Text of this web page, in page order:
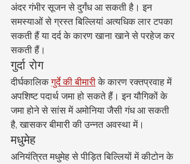
अंदर गंभीर सूजन से दुर्गंध आ सकती है। इन
समस्याओं से ग्रस्त बिल्लियां अत्यधिक लार टपका
सकती हैं या दर्द के कारण खाना खाने से परहेज कर
सकती हैं।
गुर्दा रोग
दीर्घकालिक गुर्दे की बीमारी के कारण रक्तप्रवाह में
अपशिष्ट पदार्थ जमा हो सकते हैं। इन यौगिकों के
जमा होने से सांस में अमोनिया जैसी गंध आ सकती
है, खासकर बीमारी की उन्नत अवस्था में।
मधुमेह
अनियंत्रित मधुमेह से पीड़ित बिल्लियों में कीटोन के